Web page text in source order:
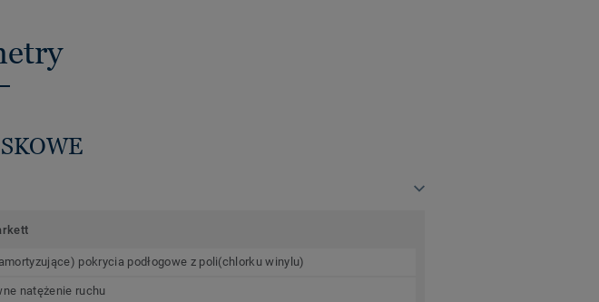
pokrycia podłogowe z poli(chlorku winylu)
natężenie ruchu